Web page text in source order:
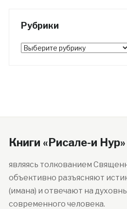
Рубрики
Рубрики
Книги «Рисале-и Нур»
являясь толкованием
объективно разъясняют
(имана) и отвечают на
современного человека.